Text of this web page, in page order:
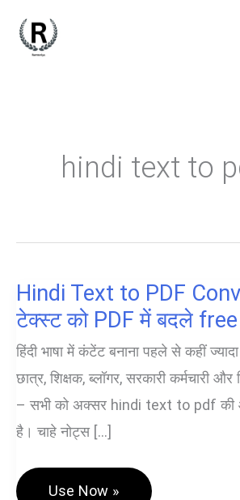
hindi text to
Hindi Text to PDF
टेक्स्ट को PDF में बदले
हिंदी भाषा में कंटेंट बनाना पहले से कहीं
छात्र, शिक्षक, ब्लॉगर, सरकारी कर्मचारी
– सभी को अक्सर hindi text to pdf की
है। चाहे नोट्स […]
Hindi
Use Now »